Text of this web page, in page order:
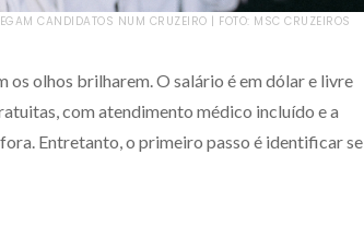
CANDIDATOS NUM CRUZEIRO | FOTO: MSC CRUZEIROS
os olhos brilharem. O salário é em dólar e livre
com atendimento médico incluído e a
Entretanto, o primeiro passo é identificar se